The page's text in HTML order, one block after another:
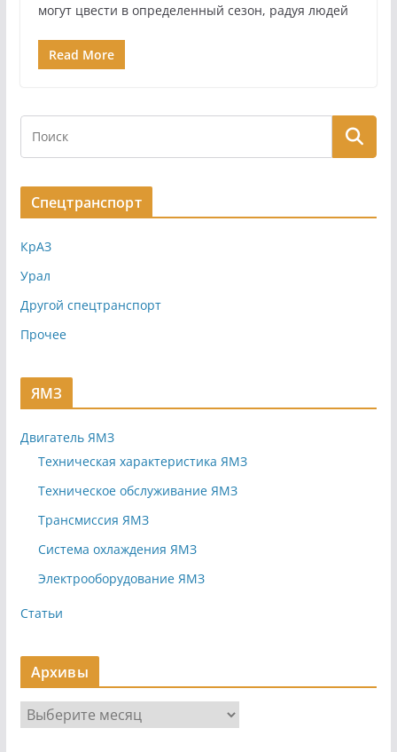
могут цвести в определенный сезон, радуя людей
Read More
Спецтранспорт
КрАЗ
Урал
Другой спецтранспорт
Прочее
ЯМЗ
Двигатель ЯМЗ
Техническая характеристика ЯМЗ
Техническое обслуживание ЯМЗ
Трансмиссия ЯМЗ
Система охлаждения ЯМЗ
Электрооборудование ЯМЗ
Статьи
Архивы
р